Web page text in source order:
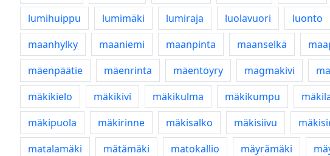
lumihuippu
lumimäki lumiraja luolavuori luonto
maanhylky
maaniemi maanpinta maanselkä
mäenpäätie
mäenrinta mäentöyry magmakivi
mäkikielo
mäkikivi mäkikulma mäkikumpu
mäkipuola
mäkirinne mäkisalko mäkisiivu
matalamäki
mätämäki matokallio mäyrämäki